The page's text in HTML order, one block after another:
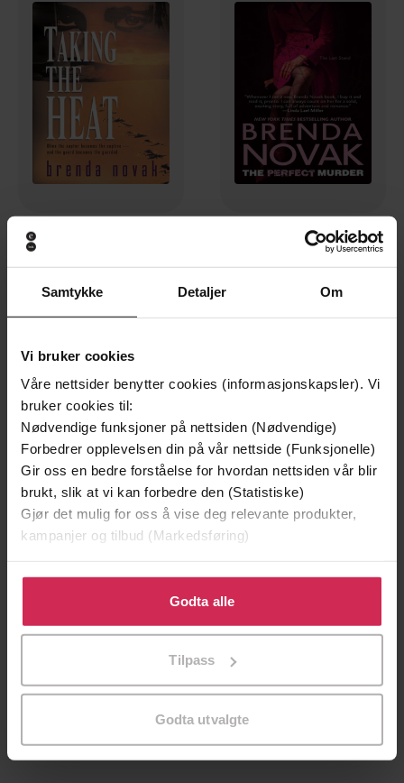
Samtykke Detaljer Om
Vi bruker cookies
Våre nettsider benytter cookies (informasjonskapsler). Vi
bruker cookies til:
Nødvendige funksjoner på nettsiden (Nødvendige)
Forbedrer opplevelsen din på vår nettside (Funksjonelle)
Gir oss en bedre forståelse for hvordan nettsiden vår blir
brukt, slik at vi kan forbedre den (Statistiske)
Gjør det mulig for oss å vise deg relevante produkter,
kampanjer og tilbud (Markedsføring)
Klikk på «Godta alle» for å gi oss ditt samtykke til å
bruke cookies for alle disse formålene. Du kan også
tilpasse ditt samtykke til spesifikke formål ved å klikke
Godta alle
Tilpass
Godta utvalgte
65,-
The Perfect Murder
Brenda Novak
Brenda Novak